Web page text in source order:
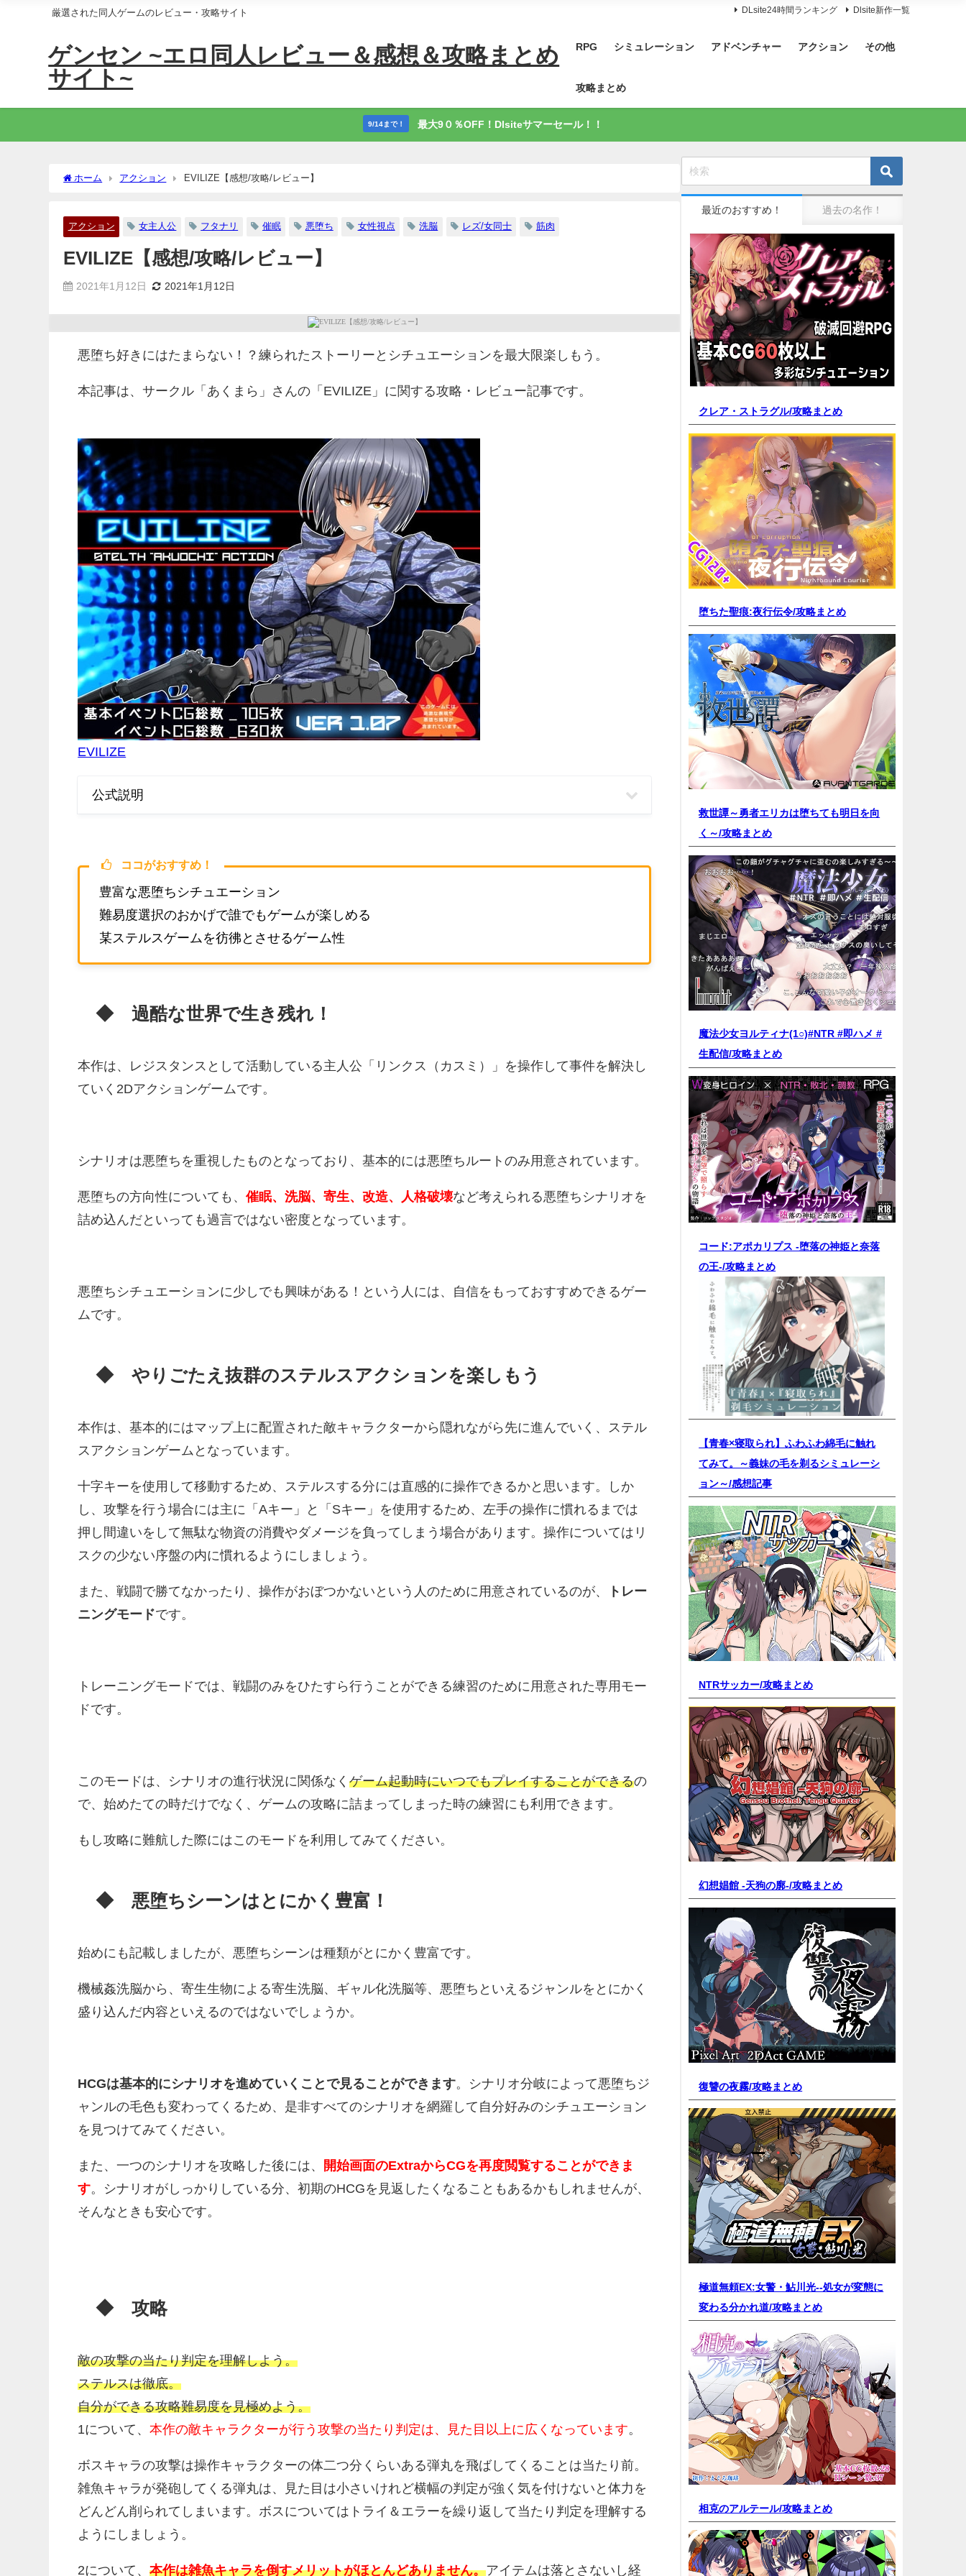
厳選された同人ゲームのレビュー・攻略サイト DLsite24時間ランキング Dlsite新作一覧
ゲンセン ~エロ同人レビュー＆感想＆攻略まとめ
サイト~
RPG シミュレーション アドベンチャー アクション その他
攻略まとめ
9/14まで！ 最大9０％OFF！Dlsiteサマーセール！！
ホーム アクション EVILIZE【感想/攻略/レビュー】
アクション 女主人公 フタナリ 催眠 悪堕ち 女性視点 洗脳 レズ/女同士 筋肉
EVILIZE【感想/攻略/レビュー】
2021年1月12日 2021年1月12日
悪堕ち好きにはたまらない！？練られたストーリーとシチュエーションを最大限楽しもう。
本記事は、サークル「あくまら」さんの「EVILIZE」に関する攻略・レビュー記事です。
EVILIZE
公式説明
ココがおすすめ！
豊富な悪堕ちシチュエーション
難易度選択のおかげで誰でもゲームが楽しめる
某ステルスゲームを彷彿とさせるゲーム性
◆ 過酷な世界で生き残れ！
本作は、レジスタンスとして活動している主人公「リンクス（カスミ）」を操作して事件を解決し
ていく2Dアクションゲームです。
シナリオは悪堕ちを重視したものとなっており、基本的には悪堕ちルートのみ用意されています。
悪堕ちの方向性についても、催眠、洗脳、寄生、改造、人格破壊など考えられる悪堕ちシナリオを
詰め込んだといっても過言ではない密度となっています。
悪堕ちシチュエーションに少しでも興味がある！という人には、自信をもっておすすめできるゲー
ムです。
◆ やりごたえ抜群のステルスアクションを楽しもう
本作は、基本的にはマップ上に配置された敵キャラクターから隠れながら先に進んでいく、ステル
スアクションゲームとなっています。
十字キーを使用して移動するため、ステルスする分には直感的に操作できるかと思います。しか
し、攻撃を行う場合には主に「Aキー」と「Sキー」を使用するため、左手の操作に慣れるまでは
押し間違いをして無駄な物資の消費やダメージを負ってしまう場合があります。操作についてはリ
スクの少ない序盤の内に慣れるようにしましょう。
また、戦闘で勝てなかったり、操作がおぼつかないという人のために用意されているのが、
トレー
ニングモードです。
トレーニングモードでは、戦闘のみをひたすら行うことができる練習のために用意された専用モー
ドです。
このモードは、シナリオの進行状況に関係なくゲーム起動時にいつでもプレイすることができるの
で、始めたての時だけでなく、ゲームの攻略に詰まってしまった時の練習にも利用できます。
もし攻略に難航した際にはこのモードを利用してみてください。
◆ 悪堕ちシーンはとにかく豊富！
始めにも記載しましたが、悪堕ちシーンは種類がとにかく豊富です。
機械姦洗脳から、寄生生物による寄生洗脳、ギャル化洗脳等、悪堕ちといえるジャンルをとにかく
盛り込んだ内容といえるのではないでしょうか。
HCGは基本的にシナリオを進めていくことで見ることができます。シナリオ分岐によって悪堕ちジ
ャンルの毛色も変わってくるため、是非すべてのシナリオを網羅して自分好みのシチュエーション
を見つけてみてください。
また、一つのシナリオを攻略した後には、
開始画面のExtraからCGを再度閲覧することができま
す。シナリオがしっかりしている分、初期のHCGを見返したくなることもあるかもしれませんが、
そんなときも安心です。
◆ 攻略
敵の攻撃の当たり判定を理解しよう。
ステルスは徹底。
自分ができる攻略難易度を見極めよう。
1について、本作の敵キャラクターが行う攻撃の当たり判定は、見た目以上に広くなっています。
ボスキャラの攻撃は操作キャラクターの体二つ分くらいある弾丸を飛ばしてくることは当たり前。
雑魚キャラが発砲してくる弾丸は、見た目は小さいけれど横幅の判定が強く気を付けないと体力を
どんどん削られてしまいます。ボスについてはトライ＆エラーを繰り返して当たり判定を理解する
ようにしましょう。
2について、本作は雑魚キャラを倒すメリットがほとんどありません。アイテムは落とさないし経
最近のおすすめ！ 過去の名作！
クレア・ストラグル/攻略まとめ
堕ちた聖痕:夜行伝令/攻略まとめ
救世譚～勇者エリカは堕ちても明日を向
く～/攻略まとめ
魔法少女ヨルティナ(1○)#NTR #即ハメ #
生配信/攻略まとめ
コード:アポカリプス -堕落の神姫と奈落
の王-/攻略まとめ
【青春×寝取られ】ふわふわ綿毛に触れ
てみて。～義妹の毛を剃るシミュレーシ
ョン～/感想記事
NTRサッカー/攻略まとめ
幻想娼館 -天狗の廓-/攻略まとめ
復讐の夜霧/攻略まとめ
極道無頼EX:女警・鮎川光--処女が変態に
変わる分かれ道/攻略まとめ
相克のアルテール/攻略まとめ